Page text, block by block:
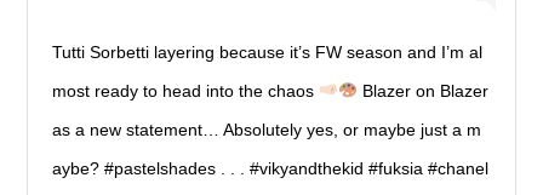
Tutti Sorbetti layering because it’s FW season and I’m al
most ready to head into the chaos
Blazer on Blazer
as a new statement… Absolutely yes, or maybe just a m
aybe? #pastelshades . . . #vikyandthekid #fuksia #chanel